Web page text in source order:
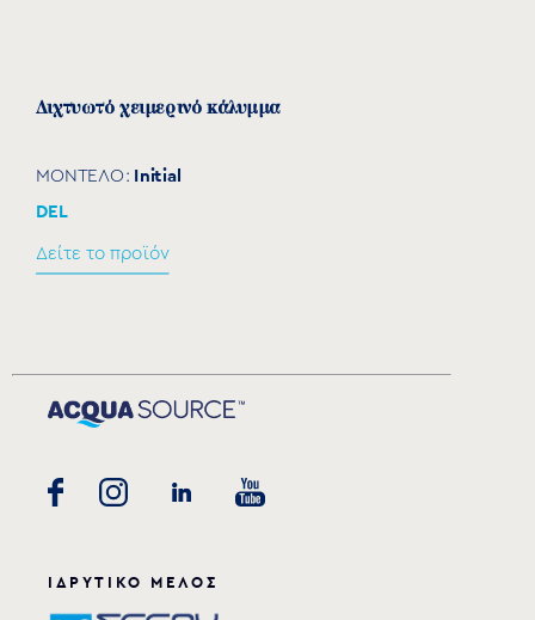
Διχτυωτό χειμερινό κάλυμμα
ΜΟΝΤΕΛΟ: Initial
DEL
Δείτε το προϊόν
ΙΔΡΥΤΙΚΟ ΜΕΛΟΣ